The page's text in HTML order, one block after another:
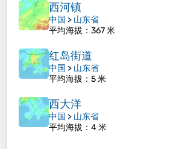
西河镇
中国 > 山东省
平均海拔 ：367 米
红岛街道
中国 > 山东省
平均海拔 ：5 米
西大洋
中国 > 山东省
平均海拔 ：4 米